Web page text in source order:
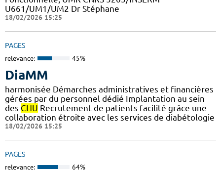
U661/UM1/UM2 Dr Stéphane
18/02/2026 15:25
PAGES
relevance: 45%
DiaMM
harmonisée Démarches administratives et financières
gérées par du personnel dédié Implantation au sein
des CHU Recrutement de patients facilité grâce une
collaboration étroite avec les services de diabétologie
18/02/2026 15:25
PAGES
relevance: 64%